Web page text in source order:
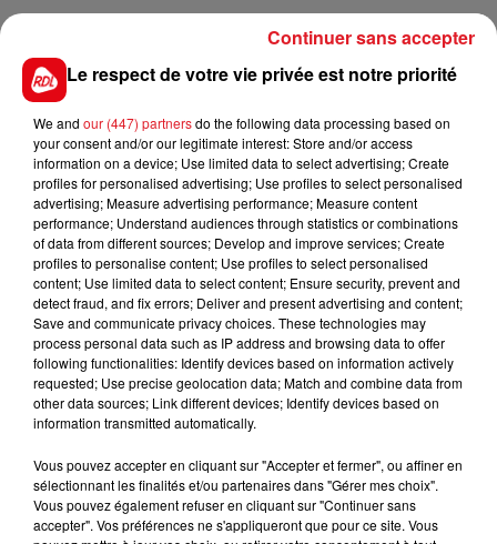
: Elle a gagné pour ses débuts l'an
dernier à pareille époque sur cette piste., mais vient
d' y finir aussi dernière au mois d'avril. Si la pluie
tombait, ce ne serait que mieux pour se réhabiliter.
*************
En direct des pistes
FILS D'ACTUS
Le respect de votre vie privée est notre priorité
We and our (447) partnersdo the following data processing based on
your consent and/or our legitimate interest: Store and/or access
information on a device; Use limited data to select advertising; Create
profiles for personalised advertising; Use profiles to select personalised
advertising; Measure advertising performance; Measure content
performance; Understand audiences through statistics or combinations
of data from different sources; Develop and improve services; Create
profiles to personalise content; Use profiles to select personalised
content; Use limited data to select content; Ensure security, prevent and
detect fraud, and fix errors; Deliver and present advertising and content;
Save and communicate privacy choices. These technologies may
process personal data such as IP address and browsing data to offer
following functionalities: Identify devices based on information actively
requested; Use precise geolocation data; Match and combine data from
other data sources; Link different devices; Identify devices based on
information transmitted automatically.
Vous pouvez accepter en cliquant sur "Accepter et fermer", ou affiner en
sélectionnant les finalités et/ou partenaires dans "Gérer mes choix".
Vous pouvez également refuser en cliquant sur "Continuer sans
accepter". Vos préférences ne s'appliqueront que pour ce site. Vous
Continuer sans accepter